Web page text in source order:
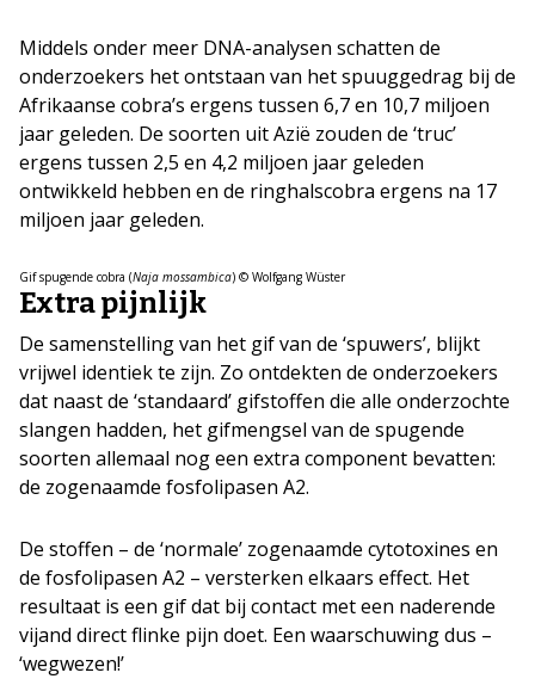
Middels onder meer DNA-analysen schatten de
onderzoekers het ontstaan van het spuuggedrag bij de
Afrikaanse cobra’s ergens tussen 6,7 en 10,7 miljoen
jaar geleden. De soorten uit Azië zouden de ‘truc’
ergens tussen 2,5 en 4,2 miljoen jaar geleden
ontwikkeld hebben en de ringhalscobra ergens na 17
miljoen jaar geleden.
Gif spugende cobra (Naja mossambica) © Wolfgang Wüster
Extra pijnlijk
De samenstelling van het gif van de ‘spuwers’, blijkt
vrijwel identiek te zijn. Zo ontdekten de onderzoekers
dat naast de ‘standaard’ gifstoffen die alle onderzochte
slangen hadden, het gifmengsel van de spugende
soorten allemaal nog een extra component bevatten:
de zogenaamde fosfolipasen A2.
De stoffen – de ‘normale’ zogenaamde cytotoxines en
de fosfolipasen A2 – versterken elkaars effect. Het
resultaat is een gif dat bij contact met een naderende
vijand direct flinke pijn doet. Een waarschuwing dus –
‘wegwezen!’